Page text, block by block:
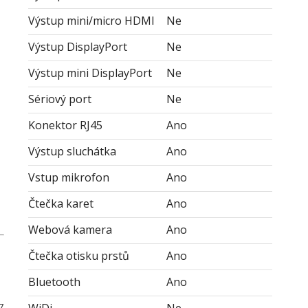
Výstup mini/micro HDMI
Ne
Výstup DisplayPort
Ne
Výstup mini DisplayPort
Ne
Sériový port
Ne
Konektor RJ45
Ano
Výstup sluchátka
Ano
Vstup mikrofon
Ano
Čtečka karet
Ano
Webová kamera
Ano
Čtečka otisku prstů
Ano
Bluetooth
Ano